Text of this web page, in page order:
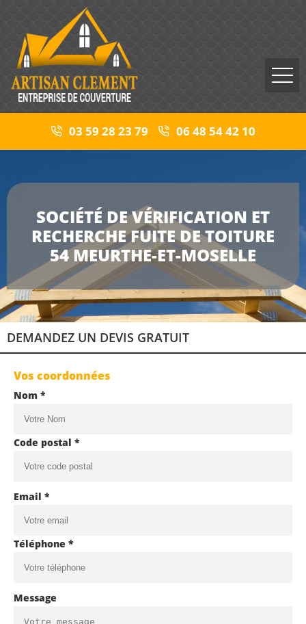
03 59 28 23 79 06 48 54 42 10
SOCIÉTÉ DE VÉRIFICATION ET
RECHERCHE FUITE DE TOITURE
54 MEURTHE-ET-MOSELLE
DEMANDEZ UN DEVIS GRATUIT
Vos coordonnées
Nom *
Code postal *
Email *
Téléphone *
Message